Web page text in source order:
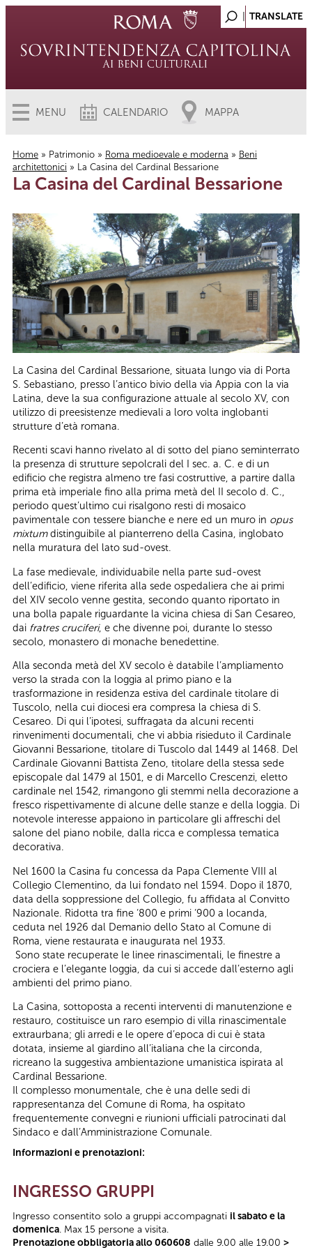
MENU CALENDARIO MAPPA
Tu sei qui
Home » Patrimonio » Roma medioevale e moderna » Beni
architettonici » La Casina del Cardinal Bessarione
La Casina del Cardinal Bessarione
La Casina del Cardinal Bessarione, situata lungo via di Porta
S. Sebastiano, presso l’antico bivio della via Appia con la via
Latina, deve la sua configurazione attuale al secolo XV, con
utilizzo di preesistenze medievali a loro volta inglobanti
strutture d’età romana.
Recenti scavi hanno rivelato al di sotto del piano seminterrato
la presenza di strutture sepolcrali del I sec. a. C. e di un
edificio che registra almeno tre fasi costruttive, a partire dalla
prima età imperiale fino alla prima metà del II secolo d. C.,
periodo quest’ultimo cui risalgono resti di mosaico
pavimentale con tessere bianche e nere ed un muro in opus
mixtumdistinguibile al pianterreno della Casina, inglobato
nella muratura del lato sud-ovest.
La fase medievale, individuabile nella parte sud-ovest
dell’edificio, viene riferita alla sede ospedaliera che ai primi
del XIV secolo venne gestita, secondo quanto riportato in
una bolla papale riguardante la vicina chiesa di San Cesareo,
dai fratres cruciferi, e che divenne poi, durante lo stesso
secolo, monastero di monache benedettine.
Alla seconda metà del XV secolo è databile l’ampliamento
verso la strada con la loggia al primo piano e la
trasformazione in residenza estiva del cardinale titolare di
Tuscolo, nella cui diocesi era compresa la chiesa di S.
Cesareo. Di qui l’ipotesi, suffragata da alcuni recenti
rinvenimenti documentali, che vi abbia risieduto il Cardinale
Giovanni Bessarione, titolare di Tuscolo dal 1449 al 1468. Del
Cardinale Giovanni Battista Zeno, titolare della stessa sede
episcopale dal 1479 al 1501, e di Marcello Crescenzi, eletto
cardinale nel 1542, rimangono gli stemmi nella decorazione a
fresco rispettivamente di alcune delle stanze e della loggia. Di
notevole interesse appaiono in particolare gli affreschi del
salone del piano nobile, dalla ricca e complessa tematica
decorativa.
Nel 1600 la Casina fu concessa da Papa Clemente VIII al
Collegio Clementino, da lui fondato nel 1594. Dopo il 1870,
data della soppressione del Collegio, fu affidata al Convitto
Nazionale. Ridotta tra fine ‘800 e primi ‘900 a locanda,
ceduta nel 1926 dal Demanio dello Stato al Comune di
Roma, viene restaurata e inaugurata nel 1933.
Sono state recuperate le linee rinascimentali, le finestre a
crociera e l’elegante loggia, da cui si accede dall’esterno agli
ambienti del primo piano.
La Casina, sottoposta a recenti interventi di manutenzione e
restauro, costituisce un raro esempio di villa rinascimentale
extraurbana; gli arredi e le opere d’epoca di cui è stata
dotata, insieme al giardino all’italiana che la circonda,
ricreano la suggestiva ambientazione umanistica ispirata al
Cardinal Bessarione.
Il complesso monumentale, che è una delle sedi di
rappresentanza del Comune di Roma, ha ospitato
frequentemente convegni e riunioni ufficiali patrocinati dal
Sindaco e dall’Amministrazione Comunale.
Informazioni e prenotazioni:
INGRESSO GRUPPI
Ingresso consentito solo a gruppi accompagnati il sabato e la
domenica. Max 15 persone a visita.
Prenotazione obbligatoria allo 060608 dalle 9.00 alle 19.00 >